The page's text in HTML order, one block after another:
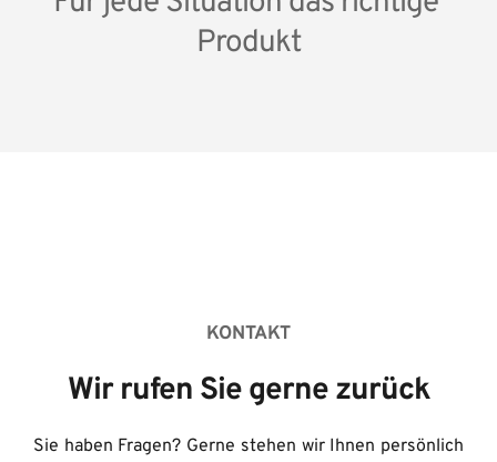
Produkt
KONTAKT
Wir rufen Sie gerne zurück
Sie haben Fragen? Gerne stehen wir Ihnen persönlich